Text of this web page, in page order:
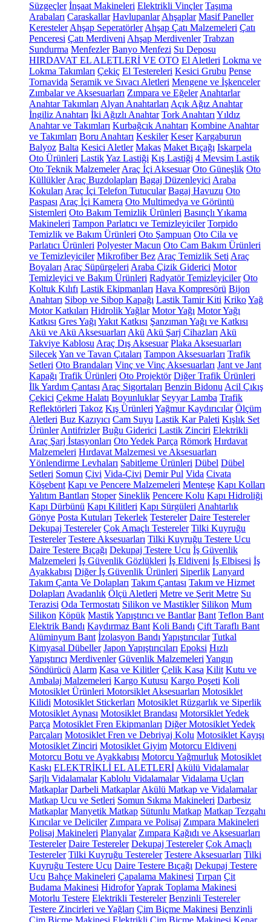
Süzgeçler İnşaat Makineleri Elektrikli Vinçler Taşıma
Arabaları Caraskallar Havlupanlar Ahşaplar Masif Paneller
Keresteler Ahşap Seperatörler Ahşap Çatı Malzemeleri Çatı
Penceresi Çatı Merdiveni Ahşap Merdivenler Trabzan
Sundurma Menfezler Banyo Menfezi Su Deposu
HIRDAVAT EL ALETLERİ VE OTO El Aletleri Lokma ve
Lokma Takımları Çekiç El Testereleri Kesici Grubu Pense
Tornavida Seramik ve Sıvacı Aletleri Mengene ve İşkenceler
Zımbalar ve Aksesuarları Zımpara ve Eğeler Anahtarlar
Anahtar Takımları Alyan Anahtarları Açık Ağız Anahtar
İngiliz Anahtarı İki Ağızlı Anahtar Tork Anahtarı Yıldız
Anahtar ve Takımları Kurbağcık Anahtarı Kombine Anahtar
ve Takımları Boru Anahtarı Keskiler Keser Kargaburun
Balyoz Balta Kesici Aletler Makas Maket Bıçağı Iskarpela
Oto Ürünleri LastikYaz Lastiği Kış Lastiği 4 Mevsim Lastik
Oto Teknik Malzemeler Araç İçi Aksesuar Oto Güneşlik Oto
Küllükler Araç Buzdolapları Bagaj Düzenleyici Araba
Kokuları Araç İçi Telefon Tutucular Bagaj Havuzu Oto
Paspası Araç İçi Kamera Oto Multimedya ve Görüntü
Sistemleri Oto Bakım Temizlik Ürünleri Basınçlı Yıkama
Makineleri Tampon Parlatıcı ve Temizleyiciler Torpido
Temizlik ve Bakım Ürünleri Oto Şampuan Oto Cila ve
Parlatıcı Ürünleri Polyester Macun Oto Cam Bakım Ürünleri
ve Temizleyiciler Mikrofiber Bez Araç Temizlik Seti Araç
Boyaları Araç Süpürgeleri Araba Çizik Giderici Motor
Temizleyici ve Bakım Ürünleri Radyatör Temizleyiciler Oto
Koltuk Kılıfı Lastik Ekipmanları Hava Kompresörü Bijon
Anahtarı Sibop ve Sibop Kapağı Lastik Tamir Kiti KrikoYağ
Motor Katkıları Hidrolik Yağlar Motor Yağı Motor Yağı
Katkısı Gres Yağı Yakıt Katkısı Şanzıman Yağı ve Katkısı
Akü ve Akü Aksesuarları Akü Akü Şarj Cihazları Akü
Takviye Kablosu Araç Dış Aksesuar Plaka Aksesuarları
SilecekYan ve Tavan Çıtaları Tampon Aksesuarları Trafik
Setleri Oto Brandaları Vinç ve Vinç Aksesuarları Jant ve Jant
Kapağı Trafik Ürünleri Oto Projektör Diğer Trafik Ürünleri
İlk Yardım Çantası Araç Sigortaları Benzin Bidonu Acil Çıkış
Çekici Çekme Halatı Boyunluklar Seyyar Lamba Trafik
Reflektörleri Takoz Kış Ürünleri Yağmur Kaydırıcılar Ölçüm
Aletleri Buz Kazıyıcı Cam Suyu Lastik Kar Paleti Kışlık Set
Ürünler Antifrizler Buğu Giderici Lastik Zinciri Elektrikli
Araç Şarj İstasyonları Oto Yedek Parça Römork Hırdavat
Malzemeleri Hırdavat Malzemesi ve Aksesuarları
Yönlendirme Levhaları Sabitleme Ürünleri Dübel Dübel
Setleri Somun Çivi Vida-Çivi Demir Pul Vida Civata
Köşebent Kapı ve Pencere Malzemeleri Menteşe Kapı Kolları
Yalıtım Bantları Stoper Sineklik Pencere Kolu Kapı Hidroliği
Kapı Dürbünü Kapı Kilitleri Kapı Sürgüleri Anahtarlık
Gönye Posta Kutuları Tekerlek Testereler Daire Testereler
Dekupaj Testereler Çok Amaçlı Testereler Tilki Kuyruğu
Testereler Testere Aksesuarları Tilki Kuyruğu Testere Ucu
Daire Testere Bıçağı Dekupaj Testere Ucu İş Güvenlik
Malzemeleri İş Güvenlik Gözlükleri İş Eldiveni İş Elbisesi İş
Ayakkabısı Diğer İş Güvenlik Ürünleri Siperlik Lanyard
Takım Çanta Ve Dolapları Takım Çantası Takım ve Hizmet
Dolapları Avadanlık Ölçü Aletleri Metre ve Şerit Metre Su
Terazisi Oda Termostatı Silikon ve Mastikler Silikon Mum
Silikon Köpük MastikYapıştırıcı ve Bantlar Bant Teflon Bant
Elektrik Bandı Kaydırmaz Bant Koli Bandı Çift Taraflı Bant
Alüminyum Bant İzolasyon Bandı Yapıştırıcılar Tutkal
Kimyasal Dübeller Japon Yapıştırıcıları Epoksi Hızlı
Yapıştırıcı Merdivenler Güvenlik Malzemeleri Yangın
Söndürücü Alarm Kasa ve Kilitler Çelik Kasa Kilit Kutu ve
Ambalaj Malzemeleri Kargo Kutusu Kargo Poşeti Koli
Motosiklet Ürünleri Motorsiklet Aksesuarları Motosiklet
Kilidi Motosiklet Stickerları Motosiklet Rüzgarlık ve Siperlik
Motosiklet Aynası Motosiklet Brandası Motorsiklet Yedek
Parça Motosiklet Fren Ekipmanları Diğer Motosiklet Yedek
Parçaları Motosiklet Fren ve Debriyaj Kolu Motosiklet Kayışı
Motosiklet Zinciri Motosiklet Giyim Motorcu Eldiveni
Motorcu Botu ve Ayakkabısı Motorcu Yağmurluk Motosiklet
Kaskı ELEKTRİKLİ EL ALETLERİ Akülü Vidalamalar
Şarjlı Vidalamalar Kablolu Vidalamalar Vidalama Uçları
Matkaplar Darbeli Matkaplar Akülü Matkap ve Vidalamalar
Matkap Ucu ve Setleri Somun Sıkma Makineleri Darbesiz
Matkaplar Manyetik Matkap Sütunlu Matkap Matkap Tezgahı
Kırıcılar ve Deliciler Zımpara ve Polisaj Zımpara Makineleri
Polisaj Makineleri Planyalar Zımpara Kağıdı ve Aksesuarları
Testereler Daire Testereler Dekupaj Testereler Çok Amaçlı
Testereler Tilki Kuyruğu Testereler Testere Aksesuarları Tilki
Kuyruğu Testere Ucu Daire Testere Bıçağı Dekupaj Testere
Ucu Bahçe Makineleri Çapalama Makinesi Tırpan Çit
Budama Makinesi HidroforYaprak Toplama Makinesi
Motorlu Testere Elektrikli Testereler Benzinli Testereler
Testere Zincirleri ve Yağları Çim Biçme Makinesi Benzinli
Çim Biçme Makinesi Elektrikli Çim Biçme Makinesi Kenar